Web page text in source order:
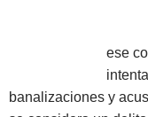
ese
banalizaciones y